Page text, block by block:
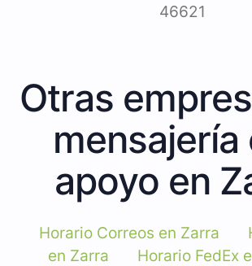
46621
Otras
mensajería
apoyo en
Horario Correos en Zarra
en Zarra
Horario FedEx